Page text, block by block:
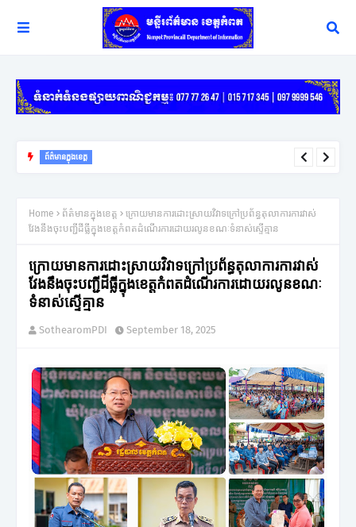
ព័ត៌មានក្នុងខេត្ត
Home ព័ត៌មានក្នុងខេត្ត
ក្រោយមានការដោះស្រាយវិវាទក្រៅប្រព័ន្ធតុលាការការវាស់
វែងនឹងចុះបញ្ជីដីធ្លីក្នុងខេត្តកំពតដំណើរការដោយរលូនខណៈទំនាស់ស្ទើគ្មាន
ក្រោយមានការដោះស្រាយវិវាទក្រៅប្រព័ន្ធតុលាការការវាស់
វែងនឹងចុះបញ្ជីដីធ្លីក្នុងខេត្តកំពតដំណើរការដោយរលូនខណៈ
ទំនាស់ស្ទើគ្មាន
SothearomPDI September 18, 2025